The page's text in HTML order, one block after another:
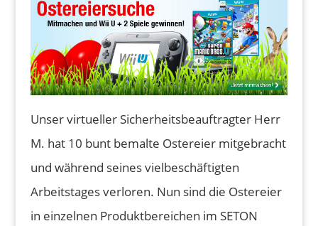
Unser virtueller Sicherheitsbeauftragter Herr
M. hat 10 bunt bemalte Ostereier mitgebracht
und während seines vielbeschäftigten
Arbeitstages verloren. Nun sind die Ostereier
in einzelnen Produktbereichen im SETON